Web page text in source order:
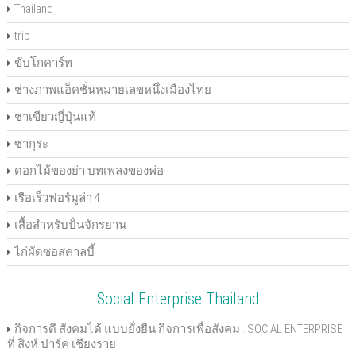
Thailand
trip
ขับโกคาร์ท
ช่างภาพแอ็คชั่นหมายเลขหนึ่งเมืองไทย
ชาเขียวญี่ปุ่นแท้
ซากุระ
ดอกไม้ของย่า บทเพลงของพ่อ
เรือเร็วฟอร์มูล่า 4
เสื้อสำหรับปั่นจักรยาน
ไก่ผัดซอสคาลบี้
Social Enterprise Thailand
กิจการดี สังคมได้ แบบยั่งยืน กิจการเพื่อสังคม : SOCIAL ENTERPRISE
ที่ สิงห์ ปาร์ค เชียงราย